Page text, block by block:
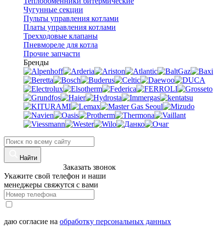
Чугунные секции
Пульты управления котлами
Платы управления котлами
Трехходовые клапаны
Пневмореле для котла
Прочие запчасти
Бренды
Найти
Заказать звонок
Укажите свой телефон и наши
менеджеры свяжутся с вами
даю согласие на обработку персональных данных